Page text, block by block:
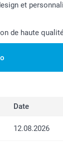
et
de haute
Date
12.08.2026